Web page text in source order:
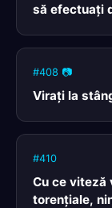
să efectuaţi
#408 📷
Viraţi la
#410
Cu ce viteză
torenţiale,